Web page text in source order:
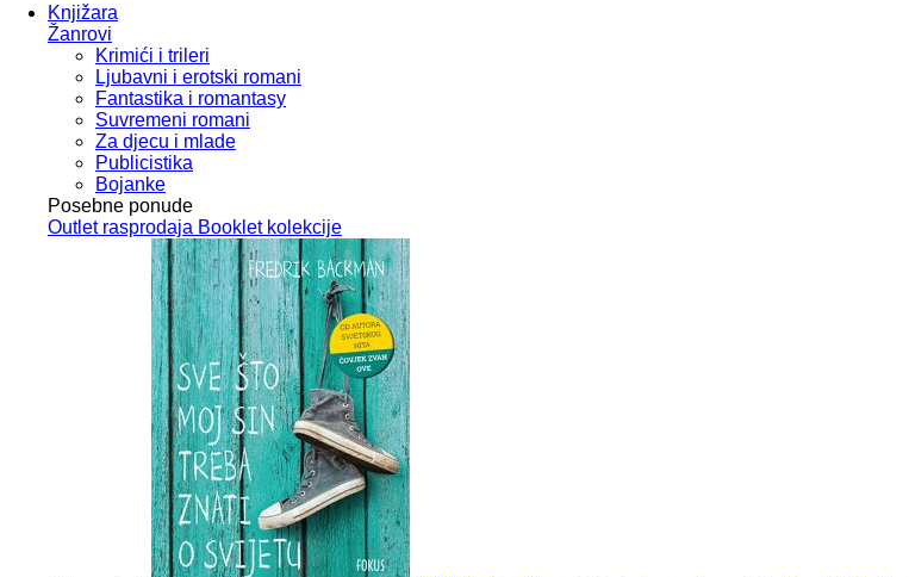
Knjižara
Žanrovi
Krimići i trileri
Ljubavni i erotski romani
Fantastika i romantasy
Suvremeni romani
Za djecu i mlade
Publicistika
Bojanke
Posebne ponude
Outlet rasprodaja Booklet kolekcije